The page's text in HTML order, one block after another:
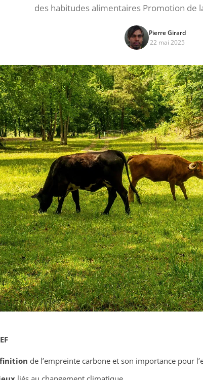
des habitudes alimentaires Promotion de
Pierre Girard
22 mai 2025
de l’empreinte carbone et son importance pour